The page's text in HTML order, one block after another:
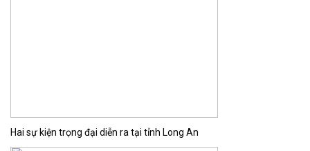
Hai sự kiện trọng đại diễn ra tại tỉnh Long An